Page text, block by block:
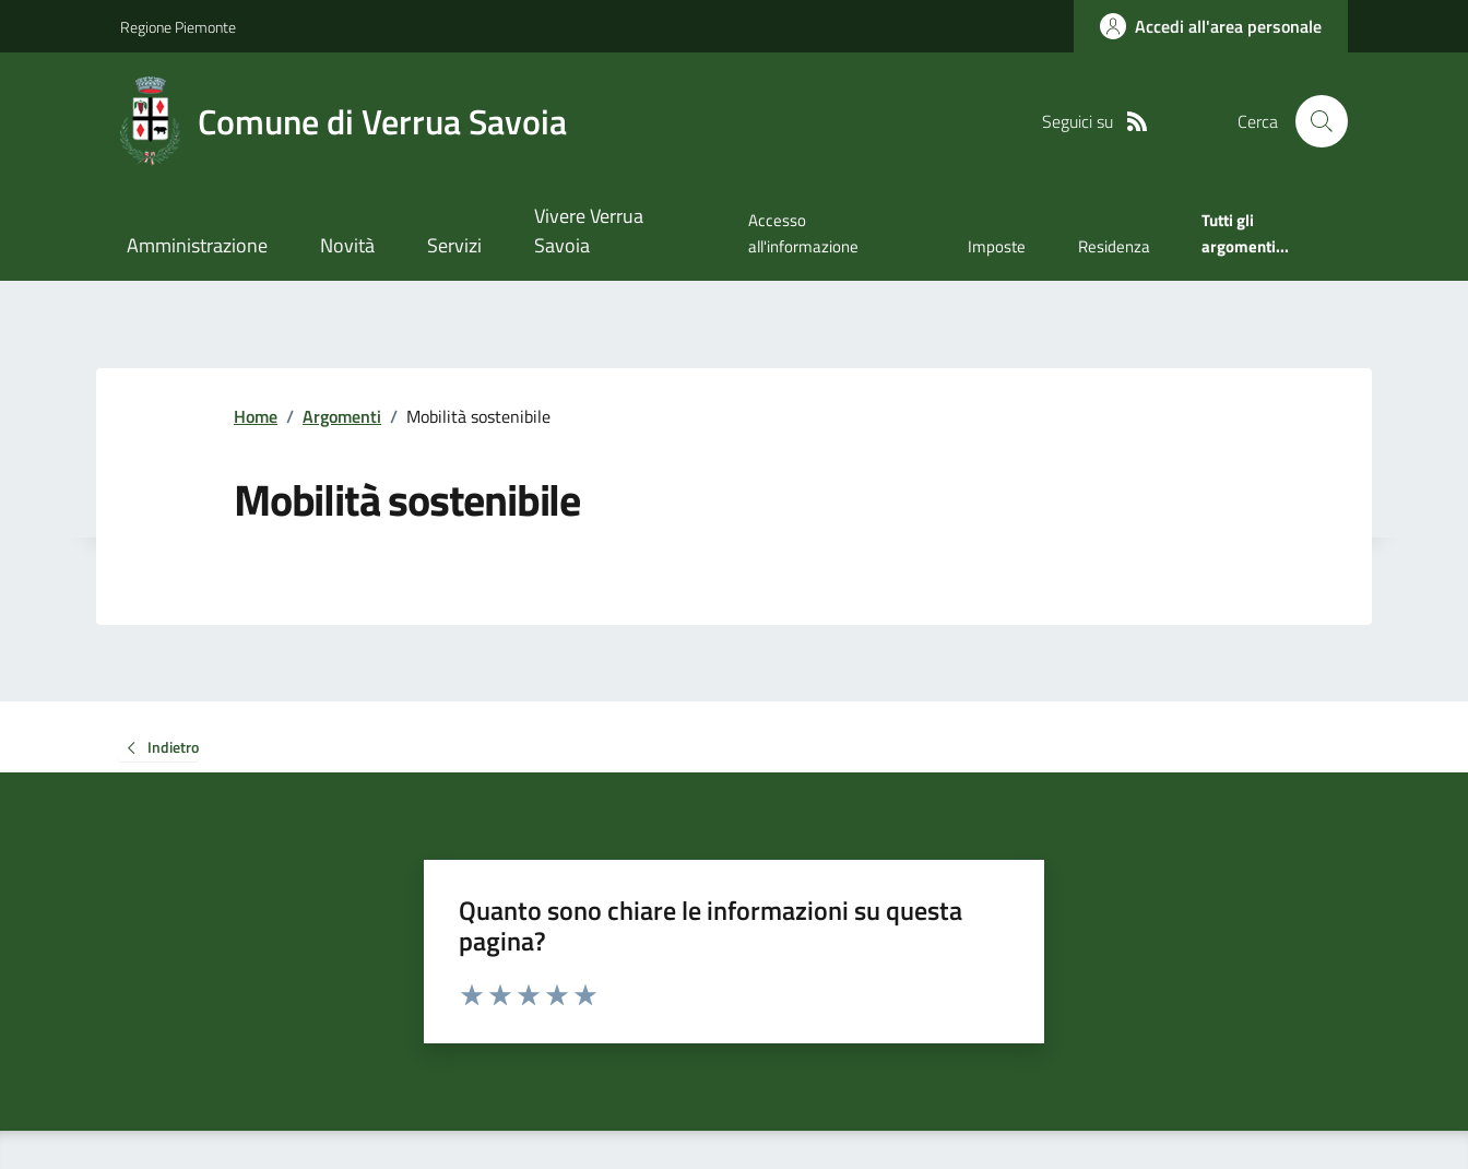
Regione Piemonte Accedi all'area personale
Comune di Verrua Savoia Seguici su Cerca
Amministrazione Novità Servizi
Vivere Verrua
Savoia
Accesso
all'informazione
Imposte Residenza
Tutti gli
argomenti...
Home / Argomenti / Mobilità sostenibile
Mobilità sostenibile
Indietro
Quanto sono chiare le informazioni su questa
pagina?
Valuta da 1 a 5 stelle la pagina